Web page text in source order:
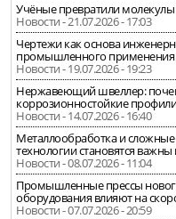
Учёные превратили молекулы
Новости - 21.07.2026 - 17:03
Чертежи как основа
промышленного применения
Новости - 19.07.2026 - 19:23
Нержавеющий швеллер:
коррозионностойкие профили
Новости - 14.07.2026 - 16:40
Металлообработка и
технологии становятся
Новости - 08.07.2026 - 11:04
Промышленные прессы
оборудования влияют на
Новости - 07.07.2026 - 20:59